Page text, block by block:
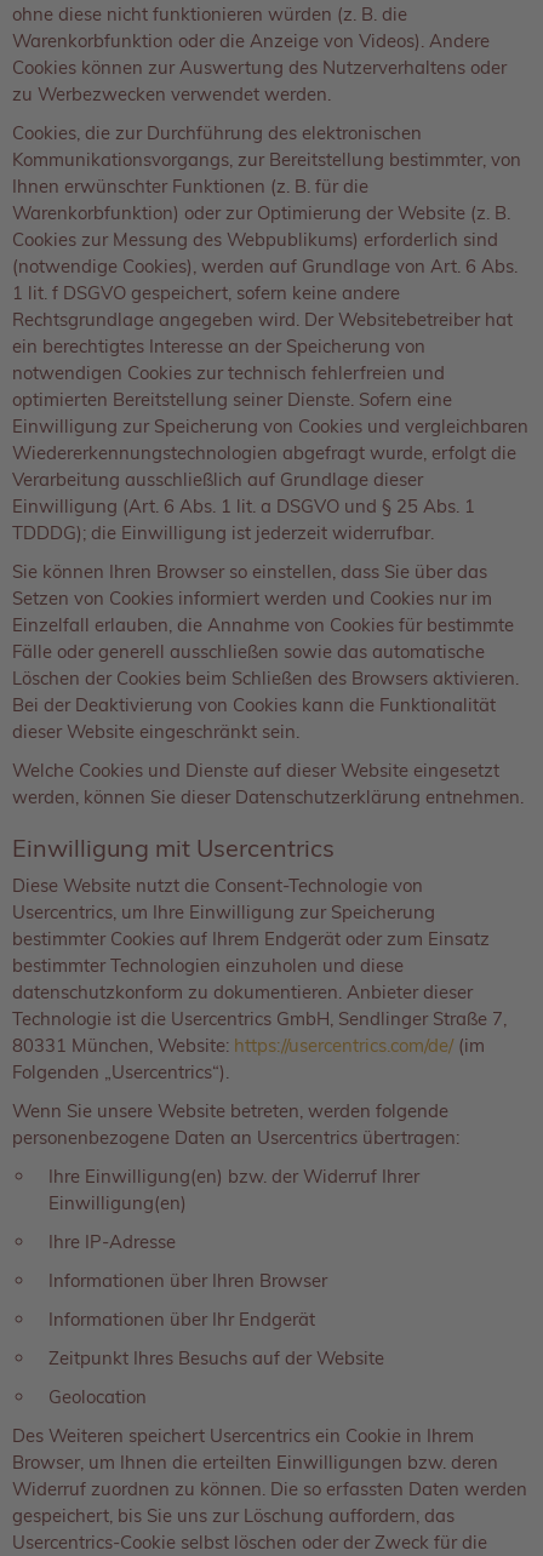
ohne diese nicht funktionieren würden (z. B. die
Warenkorbfunktion oder die Anzeige von Videos). Andere
Cookies können zur Auswertung des Nutzerverhaltens oder
zu Werbezwecken verwendet werden.
Cookies, die zur Durchführung des elektronischen
Kommunikationsvorgangs, zur Bereitstellung bestimmter, von
Ihnen erwünschter Funktionen (z. B. für die
Warenkorbfunktion) oder zur Optimierung der Website (z. B.
Cookies zur Messung des Webpublikums) erforderlich sind
(notwendige Cookies), werden auf Grundlage von Art. 6 Abs.
1 lit. f DSGVO gespeichert, sofern keine andere
Rechtsgrundlage angegeben wird. Der Websitebetreiber hat
ein berechtigtes Interesse an der Speicherung von
notwendigen Cookies zur technisch fehlerfreien und
optimierten Bereitstellung seiner Dienste. Sofern eine
Einwilligung zur Speicherung von Cookies und vergleichbaren
Wiedererkennungstechnologien abgefragt wurde, erfolgt die
Verarbeitung ausschließlich auf Grundlage dieser
Einwilligung (Art. 6 Abs. 1 lit. a DSGVO und § 25 Abs. 1
TDDDG); die Einwilligung ist jederzeit widerrufbar.
Sie können Ihren Browser so einstellen, dass Sie über das
Setzen von Cookies informiert werden und Cookies nur im
Einzelfall erlauben, die Annahme von Cookies für bestimmte
Fälle oder generell ausschließen sowie das automatische
Löschen der Cookies beim Schließen des Browsers aktivieren.
Bei der Deaktivierung von Cookies kann die Funktionalität
dieser Website eingeschränkt sein.
Welche Cookies und Dienste auf dieser Website eingesetzt
werden, können Sie dieser Datenschutzerklärung entnehmen.
Einwilligung mit Usercentrics
Diese Website nutzt die Consent-Technologie von
Usercentrics, um Ihre Einwilligung zur Speicherung
bestimmter Cookies auf Ihrem Endgerät oder zum Einsatz
bestimmter Technologien einzuholen und diese
datenschutzkonform zu dokumentieren. Anbieter dieser
Technologie ist die Usercentrics GmbH, Sendlinger Straße 7,
80331 München, Website: https://usercentrics.com/de/(im
Folgenden „Usercentrics“).
Wenn Sie unsere Website betreten, werden folgende
personenbezogene Daten an Usercentrics übertragen:
Ihre Einwilligung(en) bzw. der Widerruf Ihrer
Einwilligung(en)
Ihre IP-Adresse
Informationen über Ihren Browser
Informationen über Ihr Endgerät
Zeitpunkt Ihres Besuchs auf der Website
Geolocation
Des Weiteren speichert Usercentrics ein Cookie in Ihrem
Browser, um Ihnen die erteilten Einwilligungen bzw. deren
Widerruf zuordnen zu können. Die so erfassten Daten werden
gespeichert, bis Sie uns zur Löschung auffordern, das
Usercentrics-Cookie selbst löschen oder der Zweck für die